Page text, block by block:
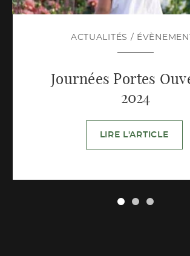
ACTUALITÉS /
Journées Portes
2024
LIRE L'ARTICLE